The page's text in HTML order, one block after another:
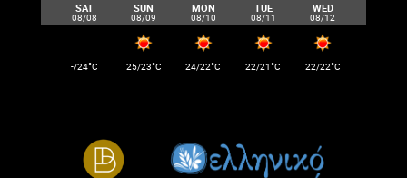
SAT
08/08
SUN
08/09
MON
08/10
TUE
08/11
WED
08/12
-/24°C 25/23°C 24/22°C 22/21°C 22/22°C